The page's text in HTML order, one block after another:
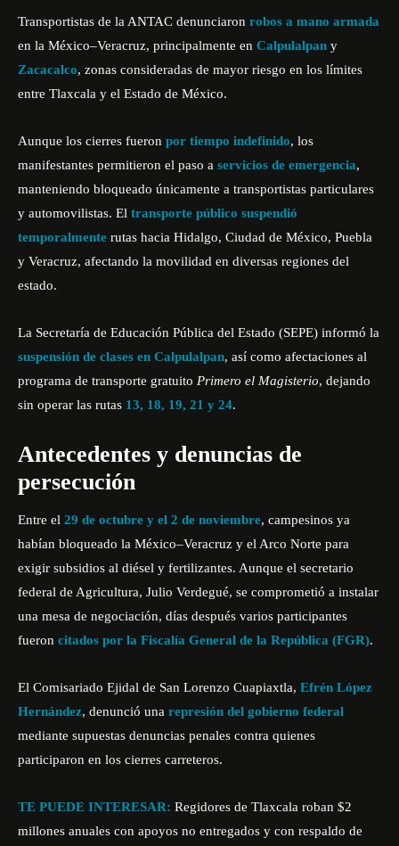
Transportistas de la ANTAC denunciaron robos a mano armada
en la México–Veracruz, principalmente en Calpulalpan y
Zacacalco, zonas consideradas de mayor riesgo en los límites
entre Tlaxcala y el Estado de México.
Aunque los cierres fueron por tiempo indefinido, los
manifestantes permitieron el paso a servicios de emergencia,
manteniendo bloqueado únicamente a transportistas particulares
y automovilistas. El transporte público suspendió
temporalmente rutas hacia Hidalgo, Ciudad de México, Puebla
y Veracruz, afectando la movilidad en diversas regiones del
estado.
La Secretaría de Educación Pública del Estado (SEPE) informó la
suspensión de clases en Calpulalpan, así como afectaciones al
programa de transporte gratuito Primero el Magisterio, dejando
sin operar las rutas 13, 18, 19, 21 y 24.
Antecedentes y denuncias de
persecución
Entre el 29 de octubre y el 2 de noviembre, campesinos ya
habían bloqueado la México–Veracruz y el Arco Norte para
exigir subsidios al diésel y fertilizantes. Aunque el secretario
federal de Agricultura, Julio Verdegué, se comprometió a instalar
una mesa de negociación, días después varios participantes
fueron citados por la Fiscalía General de la República (FGR).
El Comisariado Ejidal de San Lorenzo Cuapiaxtla, Efrén López
Hernández, denunció una represión del gobierno federal
mediante supuestas denuncias penales contra quienes
participaron en los cierres carreteros.
TE PUEDE INTERESAR: Regidores de Tlaxcala roban $2
millones anuales con apoyos no entregados y con respaldo de